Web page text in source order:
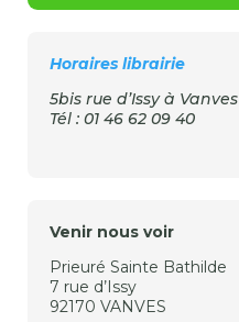
Horaires librairie
5bis rue d’Issy à Vanves
Tél : 01 46 62 09 40
Venir nous voir
Prieuré Sainte Bathilde
7 rue d’Issy
92170 VANVES